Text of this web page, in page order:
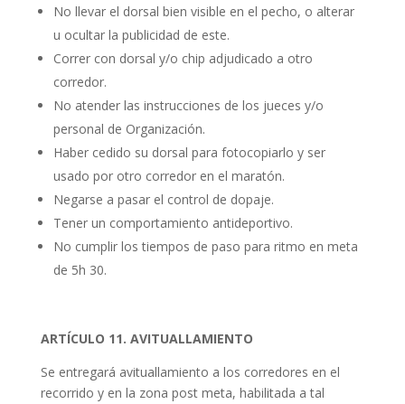
No llevar el dorsal bien visible en el pecho, o alterar
u ocultar la publicidad de este.
Correr con dorsal y/o chip adjudicado a otro
corredor.
No atender las instrucciones de los jueces y/o
personal de Organización.
Haber cedido su dorsal para fotocopiarlo y ser
usado por otro corredor en el maratón.
Negarse a pasar el control de dopaje.
Tener un comportamiento antideportivo.
No cumplir los tiempos de paso para ritmo en meta
de 5h 30.
ARTÍCULO 11. AVITUALLAMIENTO
Se entregará avituallamiento a los corredores en el
recorrido y en la zona post meta, habilitada a tal